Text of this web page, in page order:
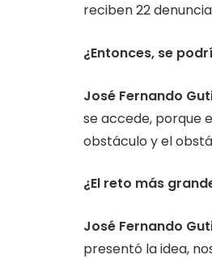
reciben 22
¿Entonces, se
José Fernando
se accede, porque
obstáculo y el
¿El reto más
José Fernando
presentó la idea,